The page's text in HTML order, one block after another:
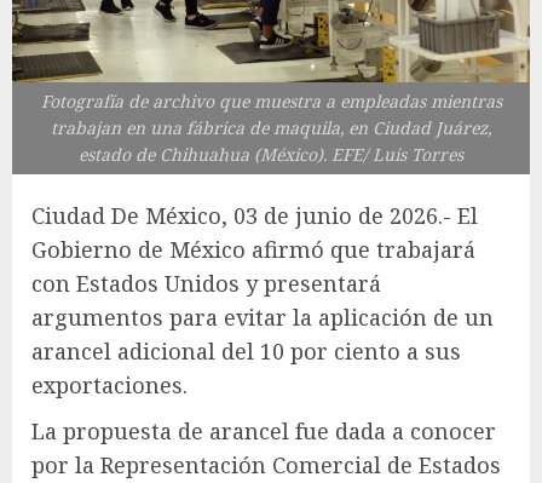
Fotografía de archivo que muestra a empleadas mientras
trabajan en una fábrica de maquila, en Ciudad Juárez,
estado de Chihuahua (México). EFE/ Luis Torres
Ciudad De México, 03 de junio de 2026.- El
Gobierno de México afirmó que trabajará
con Estados Unidos y presentará
argumentos para evitar la aplicación de un
arancel adicional del 10 por ciento a sus
exportaciones.
La propuesta de arancel fue dada a conocer
por la Representación Comercial de Estados